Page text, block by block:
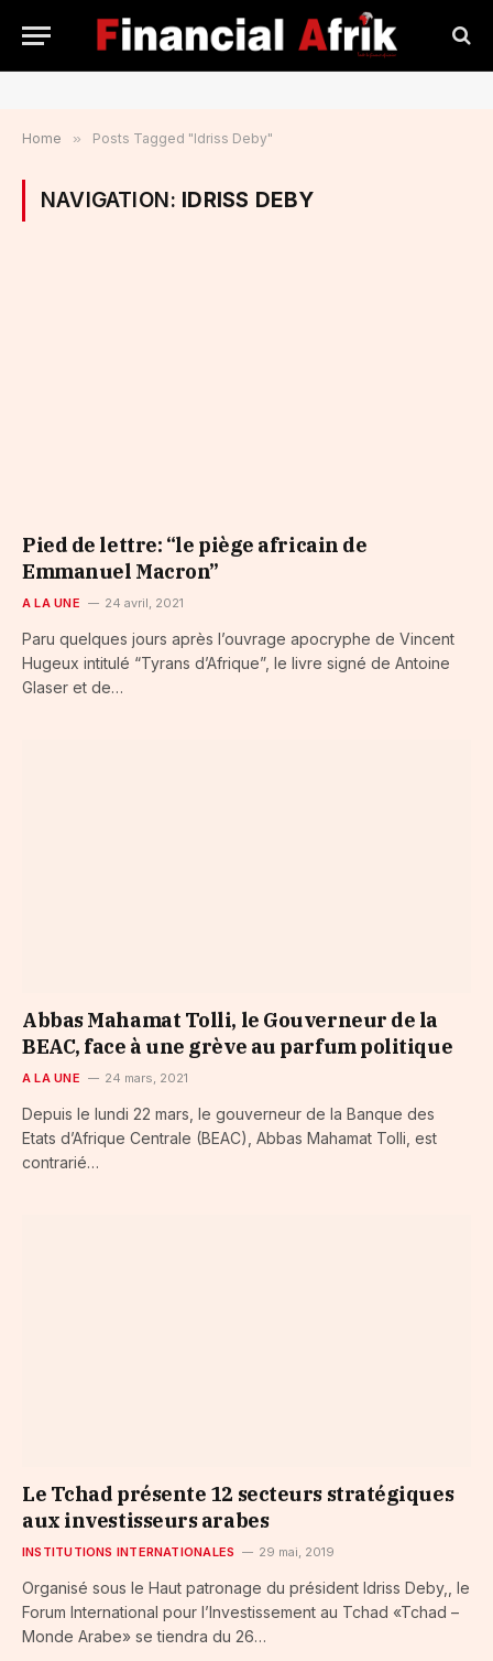
Home » Posts Tagged "Idriss Deby"
NAVIGATION: IDRISS DEBY
Pied de lettre: “le piège africain de
Emmanuel Macron”
A LA UNE 24 avril, 2021
Paru quelques jours après l’ouvrage apocryphe de Vincent
Hugeux intitulé “Tyrans d’Afrique”, le livre signé de Antoine
Glaser et de…
Abbas Mahamat Tolli, le Gouverneur de la
BEAC, face à une grève au parfum politique
A LA UNE 24 mars, 2021
Depuis le lundi 22 mars, le gouverneur de la Banque des
Etats d’Afrique Centrale (BEAC), Abbas Mahamat Tolli, est
contrarié…
Le Tchad présente 12 secteurs stratégiques
aux investisseurs arabes
INSTITUTIONS INTERNATIONALES 29 mai, 2019
Organisé sous le Haut patronage du président Idriss Deby,, le
Forum International pour l’Investissement au Tchad «Tchad –
Monde Arabe» se tiendra du 26…